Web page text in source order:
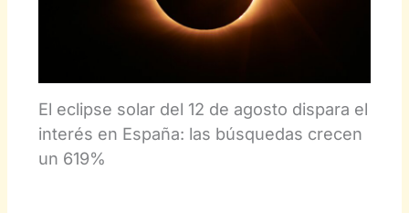
El eclipse solar del 12 de agosto dispara el
interés en España: las búsquedas crecen
un 619%